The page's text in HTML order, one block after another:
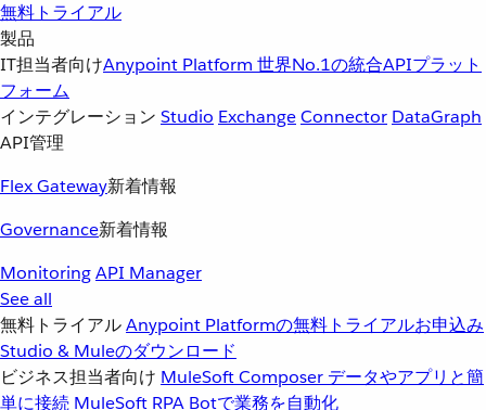
無料トライアル
製品
IT担当者向けAnypoint Platform 世界No.1の統合APIプラット
フォーム
インテグレーション Studio ExchangeConnector DataGraph
API管理
Flex Gateway新着情報
Governance新着情報
MonitoringAPI Manager
See all
無料トライアルAnypoint Platformの無料トライアルお申込み
Studio & Muleのダウンロード
ビジネス担当者向け MuleSoft Composer データやアプリと簡
単に接続 MuleSoft RPA Botで業務を自動化